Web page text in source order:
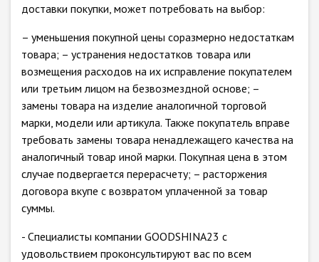
доставки покупки, может потребовать на выбор:
– уменьшения покупной цены соразмерно недостаткам
товара; – устранения недостатков товара или
возмещения расходов на их исправление покупателем
или третьим лицом на безвозмездной основе; –
замены товара на изделие аналогичной торговой
марки, модели или артикула. Также покупатель вправе
требовать замены товара ненадлежащего качества на
аналогичный товар иной марки. Покупная цена в этом
случае подвергается перерасчету; – расторжения
договора вкупе с возвратом уплаченной за товар
суммы.
- Специалисты компании GOODSHINA23 с
удовольствием проконсультируют вас по всем